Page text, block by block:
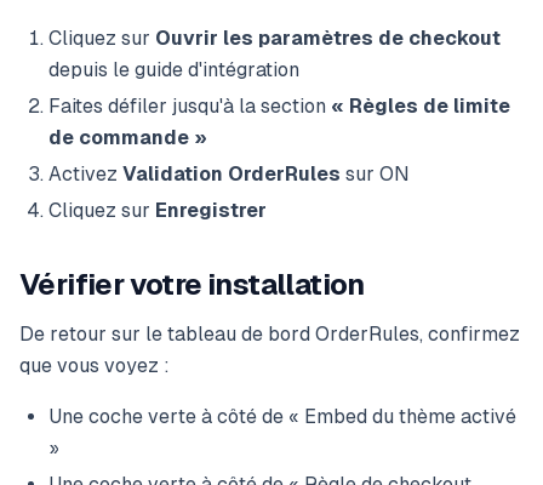
Cliquez sur Ouvrir les paramètres de checkout
depuis le guide d'intégration
Faites défiler jusqu'à la section « Règles de limite
de commande »
Activez Validation OrderRules sur ON
Cliquez sur Enregistrer
Vérifier votre installation
De retour sur le tableau de bord OrderRules, confirmez
que vous voyez :
Une coche verte à côté de « Embed du thème activé
»